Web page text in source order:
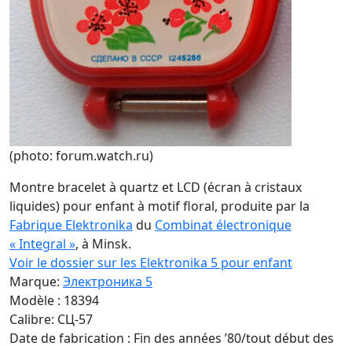
(photo: forum.watch.ru)
Montre bracelet à quartz et LCD (écran à cristaux
liquides) pour enfant à motif floral, produite par la
Fabrique Elektronika du Combinat électronique
« Integral », à Minsk.
Voir le dossier sur les Elektronika 5 pour enfant
Marque: Электроника 5
Modèle : 18394
Calibre: CЦ-57
Date de fabrication : Fin des années ’80/tout début des